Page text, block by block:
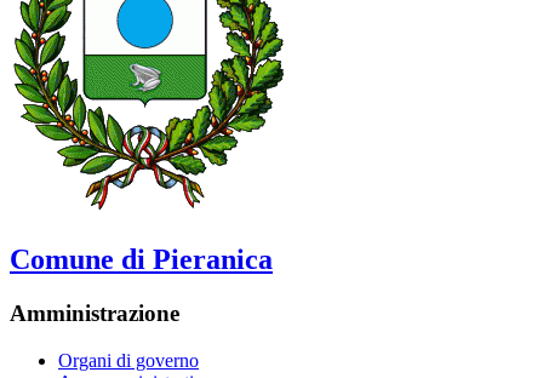
Comune di Pieranica
Amministrazione
Organi di governo